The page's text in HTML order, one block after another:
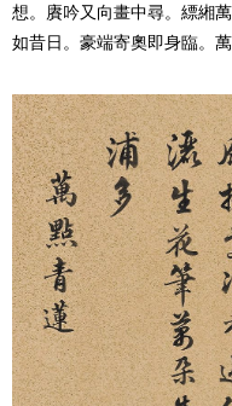
想。賡吟又向畫中尋。縹緗
如昔日。豪端寄奧即身臨。萬